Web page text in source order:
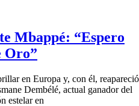
Mbappé: “Espero
Oro”
en Europa y, con él, reapareció
Dembélé, actual ganador del
estelar en